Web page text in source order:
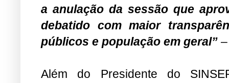
a anulação da sessão que
debatido com maior
públicos e população em geral”
Além do Presidente do